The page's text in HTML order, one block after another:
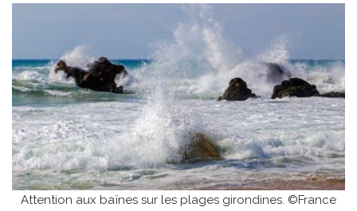
Attention aux baïnes sur les plages girondines. ©France